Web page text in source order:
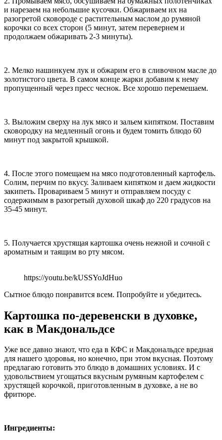
и нарезаем на небольшие кусочки. Обжариваем их на
разогретой сковороде с растительным маслом до румяной
корочки со всех сторон (5 минут, затем перевернем и
продолжаем обжаривать 2-3 минуты).
2. Мелко нашинкуем лук и обжарим его в сливочном масле до
золотистого цвета. В самом конце жарки добавим к нему
пропущенный через пресс чеснок. Все хорошо перемешаем.
3. Выложим сверху на лук мясо и зальем кипятком. Поставим
сковородку на медленный огонь и будем томить блюдо 60
минут под закрытой крышкой.
4. После этого помещаем на мясо подготовленный картофель.
Солим, перчим по вкусу. Заливаем кипятком и даем жидкости
закипеть. Провариваем 5 минут и отправляем посуду с
содержимым в разогретый духовой шкаф до 220 градусов на
35-45 минут.
5. Получается хрустящая картошка очень нежной и сочной с
ароматным и таящим во рту мясом.
https://youtu.be/kUSSYoJdHuo
Сытное блюдо понравится всем. Попробуйте и убедитесь.
Картошка по-деревенски в духовке,
как в Макдональдсе
Уже все давно знают, что еда в КФС и Макдональдсе вредная
для нашего здоровья, но конечно, при этом вкусная. Поэтому
предлагаю готовить это блюдо в домашних условиях. И с
удовольствием угощаться вкусным румяным картофелем с
хрустящей корочкой, приготовленным в духовке, а не во
фритюре.
Ингредиенты: